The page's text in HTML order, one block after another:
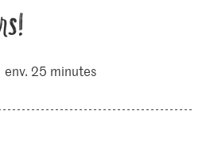
env. 25 minutes